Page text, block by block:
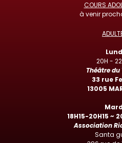
COURS
à venir
20H -
Théâtre du
33 rue
13005
18H15-20H15 ~
Association
Santa